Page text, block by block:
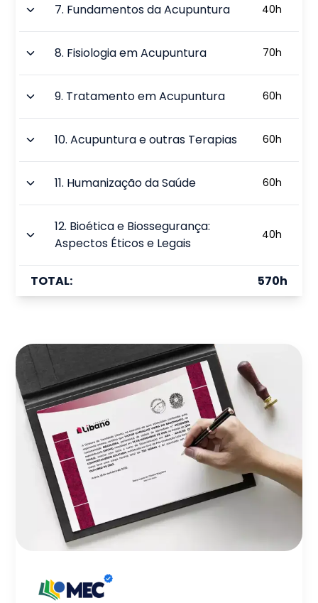
7. Fundamentos da Acupuntura 40h
8. Fisiologia em Acupuntura 70h
9. Tratamento em Acupuntura 60h
10.Acupuntura e outras Terapias 60h
11. Humanização da Saúde 60h
12. Bioética e Biossegurança:
Aspectos Éticos e Legais
40h
TOTAL: 570h